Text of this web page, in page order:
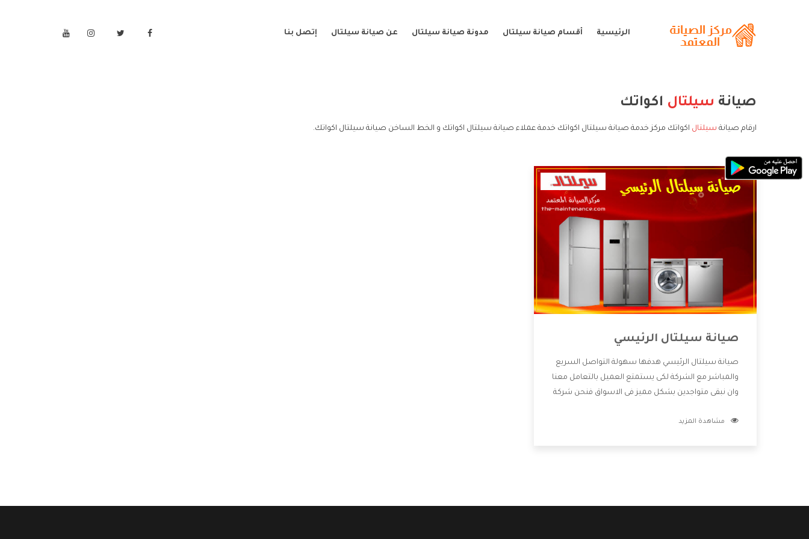
الرئيسية أقسام صيانة سيلتال مدونة صيانة سيلتال عن صيانة سيلتال إتصل بنا
صيانة سيلتال اكواتك
ارقام صيانة سيلتال اكواتك مركز خدمة صيانة سيلتال اكواتك خدمة عملاء صيانة سيلتال اكواتك و الخط الساخن صيانة سيلتال اكواتك.
صيانة سيلتال الرئيسي
صيانة سيلتال الرئيسي هدفها سهولة التواصل السريع
والمباشر مع الشركة لكى يستمتع العميل بالتعامل معنا
وان نبقى متواجدين بشكل مميز فى الاسواق فنحن شركة
بالخدمات التى تنفرد الشركة بها والتى تكون منها خدمة
مشاهدة المزيد